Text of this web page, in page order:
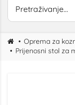
Oprema za
Prijenosni stol za